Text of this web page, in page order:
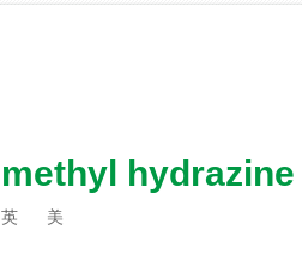
methyl hydrazine
英 美